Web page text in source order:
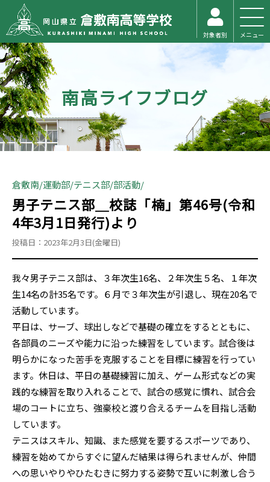
対象者別 メニュー
南高ライフブログ
倉敷南 運動部 テニス部 部活動
男子テニス部＿校誌「楠」第46号(令和
4年3月1日発行)より
投稿日：2023年2月3日(金曜日)
我々男子テニス部は、３年次生16名、２年次生５名、１年次
生14名の計35名です。６月で３年次生が引退し、現在20名で
活動しています。
平日は、サーブ、球出しなどで基礎の確立をするとともに、
各部員のニーズや能力に沿った練習をしています。試合後は
明らかになった苦手を克服することを目標に練習を行ってい
ます。休日は、平日の基礎練習に加え、ゲーム形式などの実
践的な練習を取り入れることで、試合の感覚に慣れ、試合会
場のコートに立ち、強豪校と渡り合えるチームを目指し活動
しています。
テニスはスキル、知識、また感覚を要するスポーツであり、
練習を始めてからすぐに望んだ結果は得られませんが、仲間
への思いやりやひたむきに努力する姿勢で互いに刺激し合う